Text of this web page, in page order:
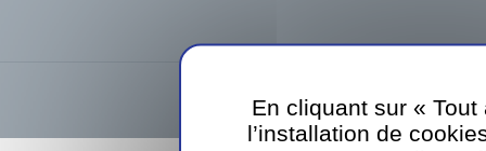
En cliquant sur «
l’installation de